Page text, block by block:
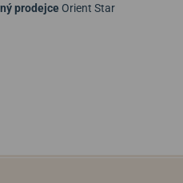
prodejce Orient Star
85 900 Kč